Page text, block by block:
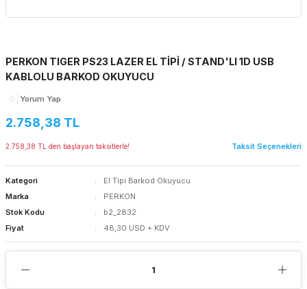
PERKON TIGER PS23 LAZER EL TİPİ / STAND'LI 1D USB
KABLOLU BARKOD OKUYUCU
0 Yorum Yap
2.758,38 TL
2.758,38 TL den başlayan taksitlerle! Taksit Seçenekleri
Kategori
El Tipi Barkod Okuyucu
Marka
PERKON
Stok Kodu
b2_2832
Fiyat
48,30 USD + KDV